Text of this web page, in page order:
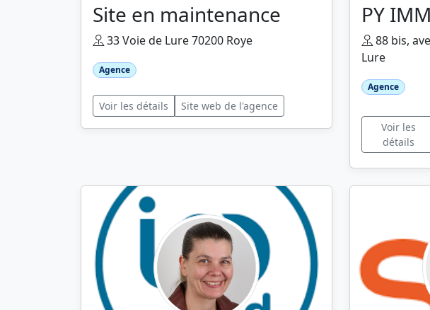
Site en maintenance
33 Voie de Lure 70200 Roye
Agence
Voir les détails Site web de l'agence
PY
88 bis,
Lure
Agence
Voir les
détails